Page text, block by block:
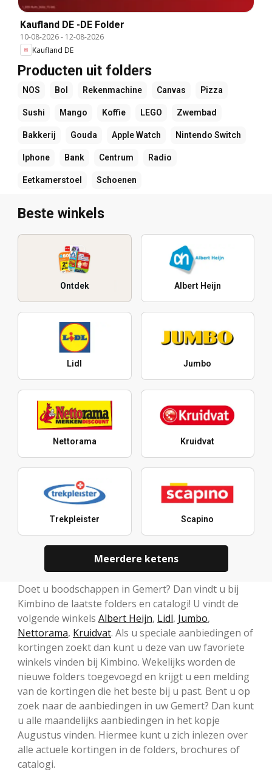
Kaufland DE -DE Folder
10-08-2026- 12-08-2026
Kaufland DE
Producten uit folders
NOS Bol Rekenmachine Canvas Pizza
Sushi Mango Koffie LEGO Zwembad
Bakkerij Gouda Apple Watch Nintendo Switch
Iphone Bank Centrum Radio
Eetkamerstoel Schoenen
Beste winkels
Ontdek Albert Heijn
Lidl Jumbo
Nettorama Kruidvat
Trekpleister Scapino
Meerdere ketens
Doet u boodschappen in Gemert? Dan vindt u bij
Kimbino de laatste folders en catalogi! U vindt de
volgende winkels Albert Heijn, Lidl, Jumbo,
Nettorama, Kruidvat. Als u speciale aanbiedingen of
kortingen zoekt dan kunt u deze van uw favoriete
winkels vinden bij Kimbino. Wekelijks worden de
nieuwe folders toegevoegd en krijgt u een melding
van de kortingen die het beste bij u past. Bent u op
zoek naar de aanbiedingen in uw Gemert? Dan kunt
u alle maandelijks aanbiedingen in het kopje
Augustus vinden. Hiermee kunt u zich inlezen over
alle actuele kortingen in de folders, brochures of
catalogi.